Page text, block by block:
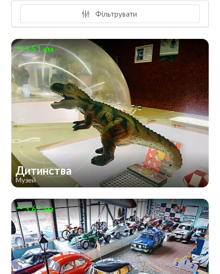
Фільтрувати
3.51 км
Дитинства
Музей
3.62 км